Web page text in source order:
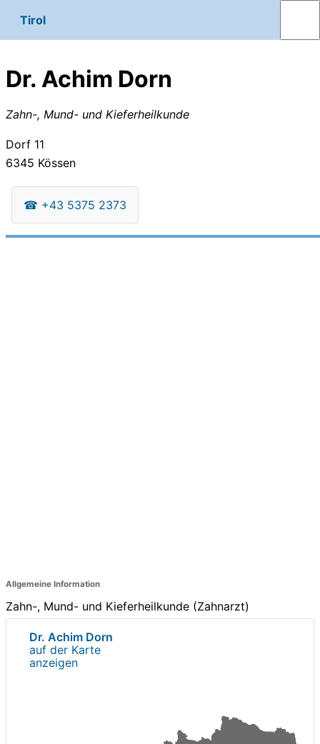
Tirol
Dr. Achim Dorn
Zahn-, Mund- und Kieferheilkunde
Dorf 11
6345 Kössen
☎ +43 5375 2373
Allgemeine Information
Zahn-, Mund- und Kieferheilkunde (Zahnarzt)
Dr. Achim Dorn
auf der Karte
anzeigen